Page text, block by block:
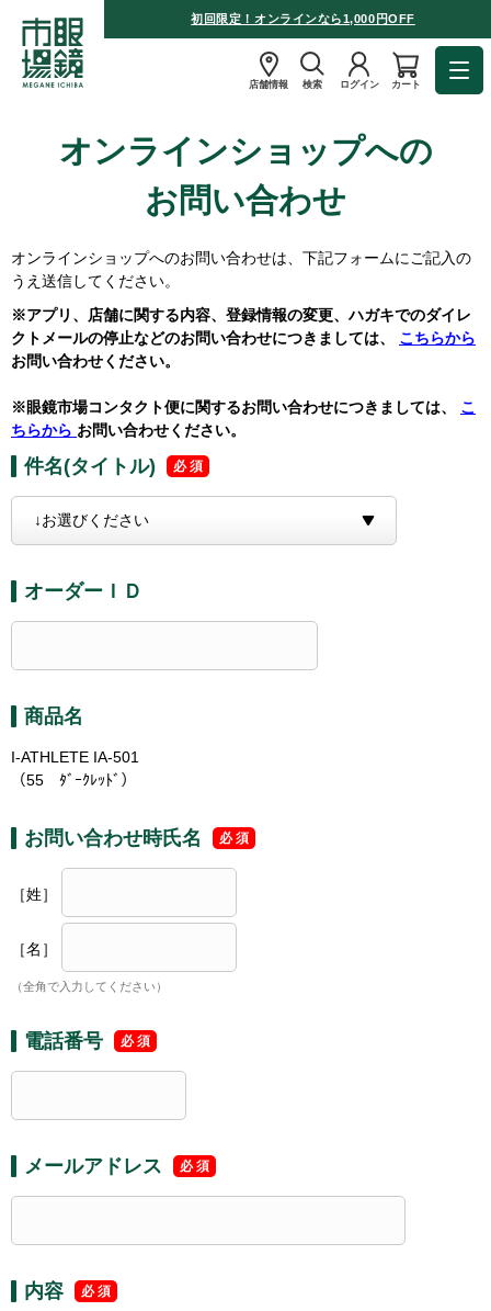
初回限定！オンラインなら1,000円OFF
店舗情報 検索 ログイン カート
オンラインショップへの
お問い合わせ
オンラインショップへのお問い合わせは、下記フォームにご記入の
うえ送信してください。
※アプリ、店舗に関する内容、登録情報の変更、ハガキでのダイレ
クトメールの停止などのお問い合わせにつきましては、 こちらから
お問い合わせください。
※眼鏡市場コンタクト便に関するお問い合わせにつきましては、 こ
ちらから お問い合わせください。
件名(タイトル)
オーダーＩＤ
商品名
I-ATHLETE IA-501
（55 ﾀﾞｰｸﾚｯﾄﾞ）
お問い合わせ時氏名
［姓］
［名］
（全角で入力してください）
電話番号
メールアドレス
内容